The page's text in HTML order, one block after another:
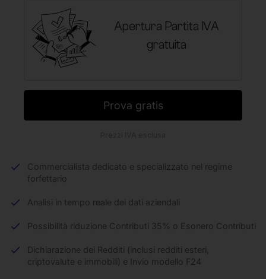
Apertura Partita IVA
gratuita
Prova gratis
Commercialista dedicato e specializzato nel regime
forfettario
Analisi in tempo reale dei dati aziendali
Possibilità riduzione Contributi 35% o Esonero Contributi
Dichiarazione dei Redditi (inclusi redditi esteri,
criptovalute e immobili) e Invio modello F24